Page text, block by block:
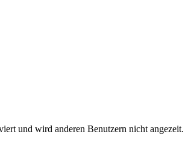
und wird anderen Benutzern nicht angezeit.